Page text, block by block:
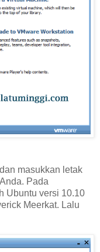
masukkan letak
Pada
Ubuntu versi 10.10
Meerkat. Lalu